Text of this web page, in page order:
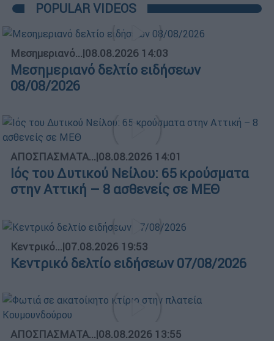
POPULAR VIDEOS
Μεσημεριανό...|08.08.2026 14:03
Μεσημεριανό δελτίο ειδήσεων
08/08/2026
ΑΠΟΣΠΑΣΜΑΤΑ...|08.08.2026 14:01
Ιός του Δυτικού Νείλου: 65 κρούσματα
στην Αττική – 8 ασθενείς σε ΜΕΘ
Κεντρικό...|07.08.2026 19:53
Κεντρικό δελτίο ειδήσεων 07/08/2026
ΑΠΟΣΠΑΣΜΑΤΑ...|08.08.2026 13:55